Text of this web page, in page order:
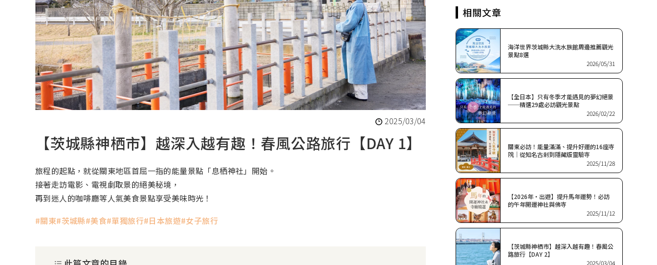
2025/03/04
【茨城縣神栖市】越深入越有趣！春風公路旅行【DAY 1】
旅程的起點，就從關東地區首屈一指的能量景點「息栖神社」開始。
接著走訪電影、電視劇取景的絕美秘境，
再到迷人的咖啡廳等人氣美食景點享受美味時光！
關東 茨城縣 美食 單獨旅行 日本旅遊 女子旅行
海洋世界茨城縣大洗水族館周邊推薦觀光
景點8選
2026/05/31
【全日本】只有冬季才能遇見的夢幻絕景
──精選29處必訪觀光景點
2026/02/22
關東必訪！能量滿滿、提升好運的16座寺
院｜從知名古剎到隱藏版靈驗寺
2025/11/28
【2026年・出遊】提升馬年運勢！必訪
的午年開運神社與佛寺
2025/11/12
【茨城縣神栖市】越深入越有趣！春風公
路旅行【DAY 2】
2025/03/04